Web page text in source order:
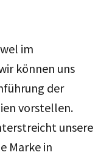
im
können uns
der
vorstellen.
unsere
Marke in